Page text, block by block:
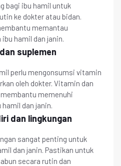
bagi ibu hamil untuk
ke dokter atau bidan.
memantau
hamil dan janin.
suplemen
perlu mengonsumsi vitamin
oleh dokter. Vitamin dan
memenuhi
dan janin.
dan lingkungan
sangat penting untuk
dan janin. Pastikan untuk
secara rutin dan